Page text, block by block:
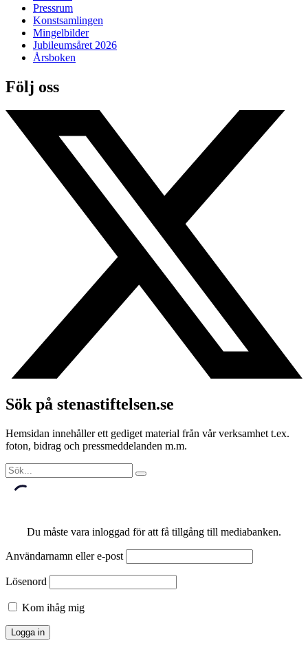
Pressrum
Konstsamlingen
Mingelbilder
Jubileumsåret 2026
Årsboken
Följ oss
Sök på stenastiftelsen.se
Hemsidan innehåller ett gediget material från vår verksamhet t.ex.
foton, bidrag och pressmeddelanden m.m.
Du måste vara inloggad för att få tillgång till mediabanken.
Användarnamn eller e-post
Lösenord
Kom ihåg mig